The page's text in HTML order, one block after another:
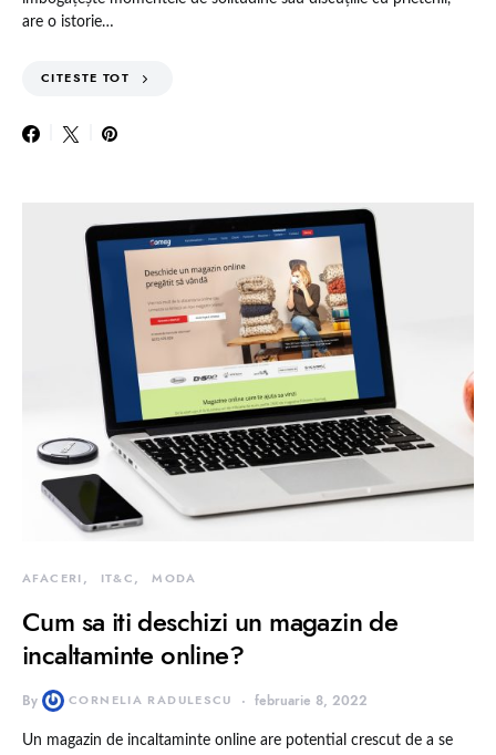
are o istorie…
CITESTE TOT
AFACERI IT&C MODA
Cum sa iti deschizi un magazin de
incaltaminte online?
By CORNELIA RADULESCU februarie 8, 2022
Un magazin de incaltaminte online are potential crescut de a se